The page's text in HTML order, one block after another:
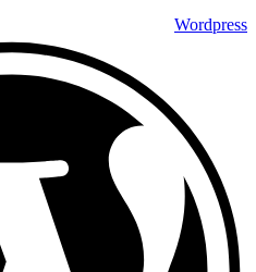
Wordpress